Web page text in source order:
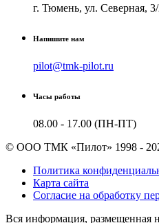
г. Тюмень, ул. Северная,
Напишите нам
pilot@tmk-pilot.ru
Часы работы
08.00 - 17.00 (ПН-ПТ)
© ООО ТМК «Пилот» 1998 -
Политика
Карта сайта
Согласие на обработку
Вся информация, размещенная